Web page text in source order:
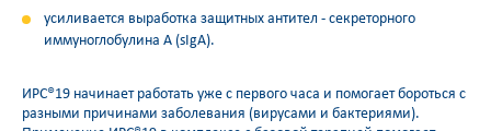
усиливается выработка защитных антител - секреторного
иммуноглобулина А (sIgA).
ИРС®19 начинает работать уже с первого часа и помогает бороться с
разными причинами заболевания (вирусами и бактериями).